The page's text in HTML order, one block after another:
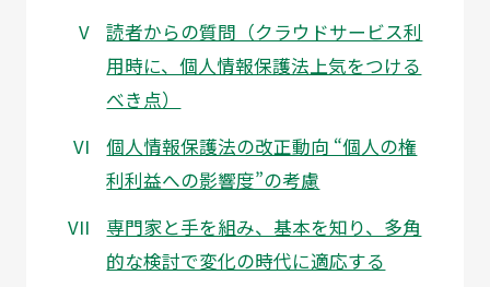
読者からの質問（クラウドサービス利
用時に、個人情報保護法上気をつける
べき点）
個人情報保護法の改正動向 “個人の権
利利益への影響度”の考慮
専門家と手を組み、基本を知り、多角
的な検討で変化の時代に適応する